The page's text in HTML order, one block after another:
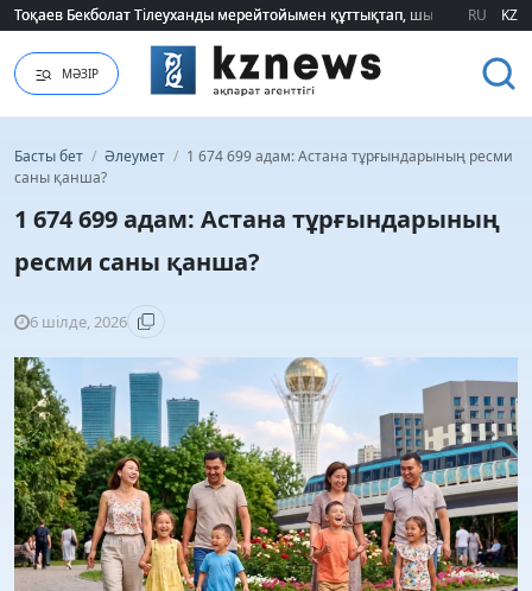
Тоқаев Бекболат Тілеуханды мерейтойымен құттықтап, шығармашылық
Тоқаев Бекболат Тілеуханды мерейтойымен құттықтап, шығармашылық
RU KZ
МӘЗІР
Басты бет / Әлеумет / 1 674 699 адам: Астана тұрғындарының ресми
саны қанша?
1 674 699 адам: Астана тұрғындарының
ресми саны қанша?
6 шілде, 2026